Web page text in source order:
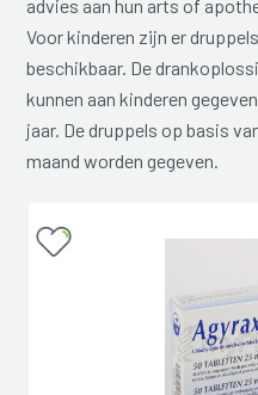
advies aan hun arts of
Voor kinderen zijn er
beschikbaar. De
kunnen aan kinderen
jaar. De druppels op basis
maand worden gegeven.